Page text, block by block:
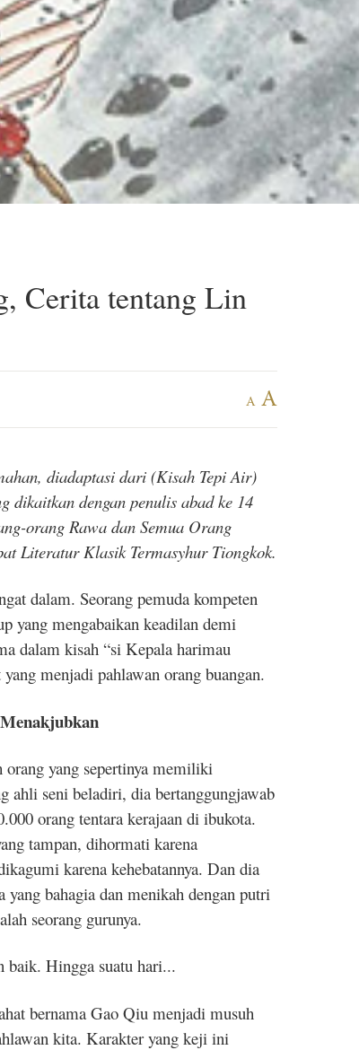
Cerita tentang Lin
A A
diadaptasi dari (Kisah Tepi Air)
dikaitkan dengan penulis abad ke 14
orang Rawa dan Semua Orang
Literatur Klasik Termasyhur Tiongkok.
dalam. Seorang pemuda kompeten
yang mengabaikan keadilan demi
dalam kisah “si Kepala harimau
menjadi pahlawan orang buangan.
yang sepertinya memiliki
ahli seni beladiri, dia bertanggungjawab
orang tentara kerajaan di ibukota.
tampan, dihormati karena
karena kehebatannya. Dan dia
bahagia dan menikah dengan putri
seorang gurunya.
baik. Hingga suatu hari...
bernama Gao Qiu menjadi musuh
kita. Karakter yang keji ini